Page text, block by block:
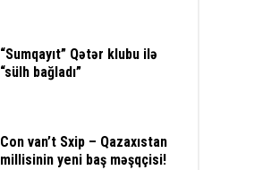
“Sumqayıt” Qətər klubu ilə
“sülh bağladı”
Con van’t Sxip – Qazaxıstan
millisinin yeni baş məşqçisi!